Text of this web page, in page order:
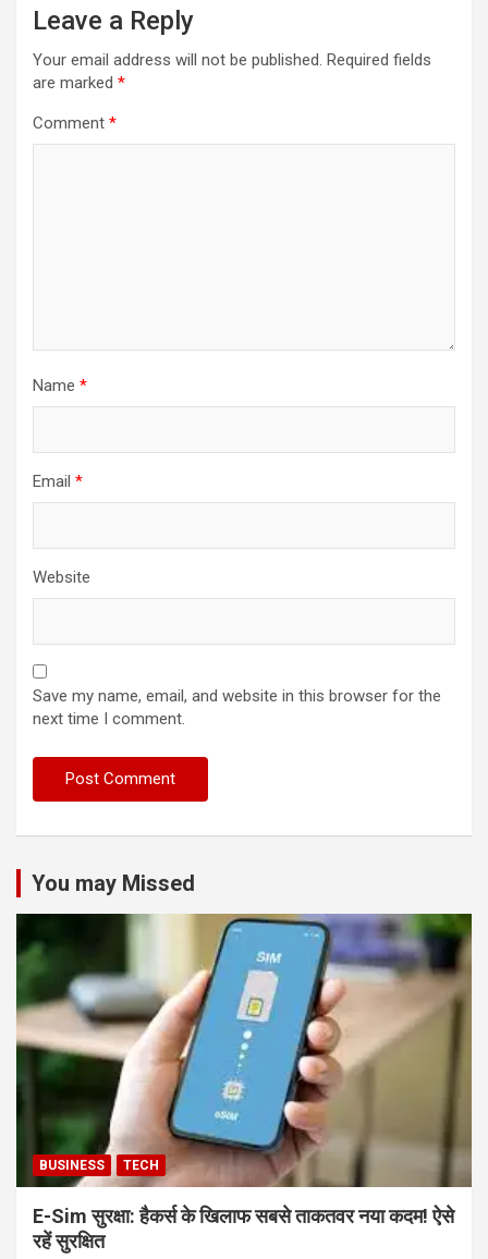
Leave a Reply
Your email address will not be published. Required fields
are marked *
Comment *
Name *
Email *
Website
Save my name, email, and website in this browser for the
next time I comment.
You may Missed
BUSINESS TECH
E-Sim सुरक्षा: हैकर्स के खिलाफ सबसे ताकतवर नया कदम! ऐसे
रहें सुरक्षित